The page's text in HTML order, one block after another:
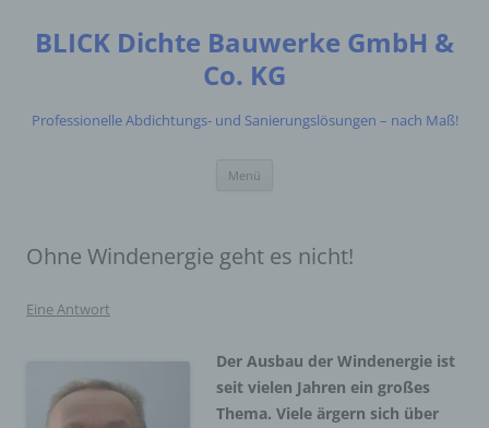
springen
BLICK Dichte Bauwerke GmbH &
Co. KG
Professionelle Abdichtungs- und Sanierungslösungen – nach Maß!
Menü
Ohne Windenergie geht es nicht!
Eine Antwort
Der Ausbau der Windenergie ist
seit vielen Jahren ein großes
Thema. Viele ärgern sich über